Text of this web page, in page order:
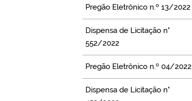
Pregão Eletrônico n.º 13/2022
Dispensa de Licitação n°
552/2022
Pregão Eletrônico n.º 04/2022
Dispensa de Licitação n°